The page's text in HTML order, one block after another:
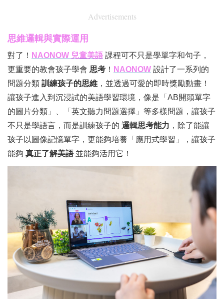
Advertisements
思維邏輯與實際運用
對了！ NAONOW 兒童美語 課程可不只是學單字和句子，
更重要的教會孩子學會 思考 ！ NAONOW 設計了一系列的
問題分類 訓練孩子的思維 ，並透過可愛的即時獎勵動畫！
讓孩子進入到沉浸試的美語學習環境，像是「AB開頭單字
的圖片分類」、「英文聽力問題選擇」等多樣問題，讓孩子
不只是學語言，而是訓練孩子的 邏輯思考能力 ，除了能讓
孩子以圖像記憶單字，更能夠培養「應用式學習」，讓孩子
能夠 真正了解美語 並能夠活用它！